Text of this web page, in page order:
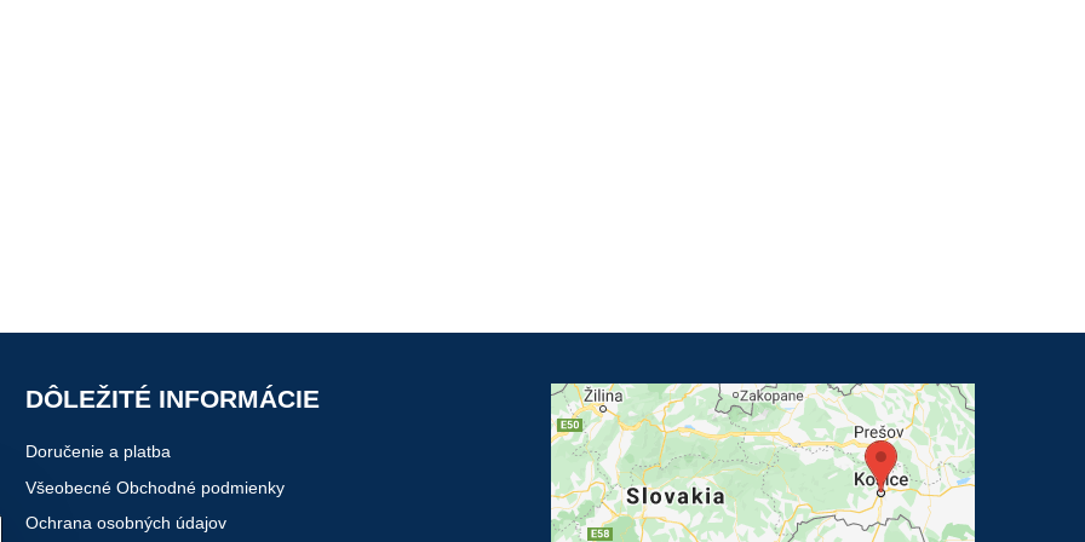
DÔLEŽITÉ INFORMÁCIE
Doručenie a platba
Všeobecné Obchodné podmienky
Ochrana osobných údajov